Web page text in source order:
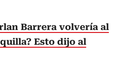
Barrera volvería al
Esto dijo al